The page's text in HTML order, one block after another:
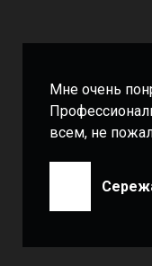
Мне очень
всем, не